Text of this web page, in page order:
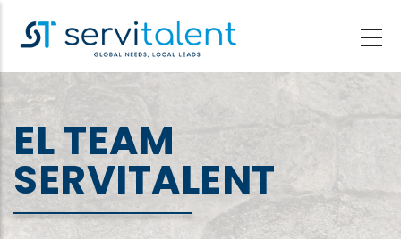
principal
EL TEAM
SERVITALENT